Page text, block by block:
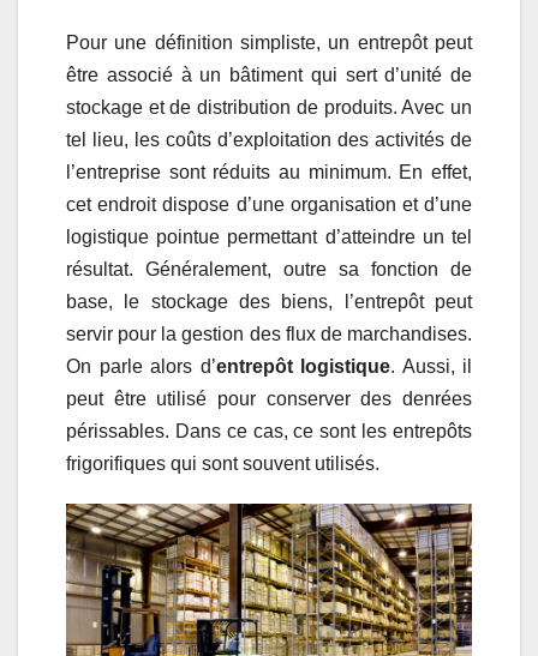
Pour une définition simpliste, un entrepôt peut
être associé à un bâtiment qui sert d’unité de
stockage et de distribution de produits. Avec un
tel lieu, les coûts d’exploitation des activités de
l’entreprise sont réduits au minimum. En effet,
cet endroit dispose d’une organisation et d’une
logistique pointue permettant d’atteindre un tel
résultat. Généralement, outre sa fonction de
base, le stockage des biens, l’entrepôt peut
servir pour la gestion des flux de marchandises.
On parle alors d’entrepôt logistique. Aussi, il
peut être utilisé pour conserver des denrées
périssables. Dans ce cas, ce sont les entrepôts
frigorifiques qui sont souvent utilisés.